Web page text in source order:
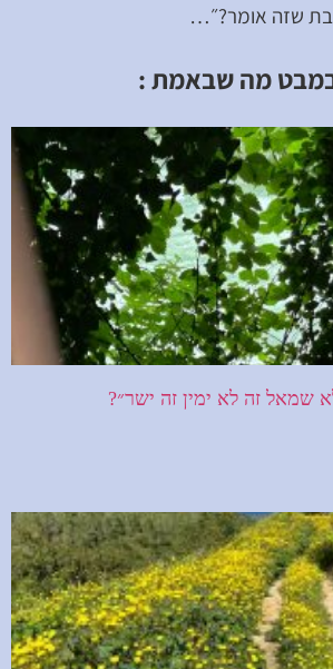
שזה אומר?״…
במבט מה שבאמת :
שמאל זה לא ימין זה ישר״?